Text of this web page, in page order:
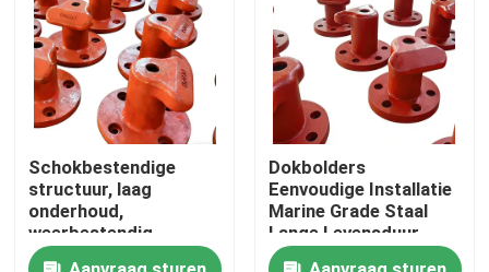
Over ons
Fabriekstocht
Kwaliteitscontrole
Vraag een offerte
Schokbestendige
structuur, laag
onderhoud,
weerbestendig
ontwerp
Dokbolders
Eenvoudige Installatie
Marine Grade Staal
Lange Levensduur